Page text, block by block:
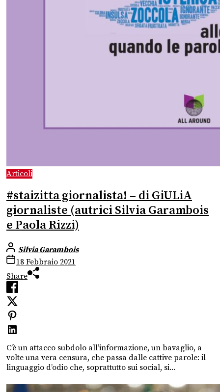
Articoli
#staizitta giornalista! – di GiULiA
giornaliste (autrici Silvia Garambois
e Paola Rizzi)
Silvia Garambois
18 Febbraio 2021
Share
C’è un attacco subdolo all’informazione, un bavaglio, a
volte una vera censura, che passa dalle cattive parole: il
linguaggio d’odio che, soprattutto sui social, si...